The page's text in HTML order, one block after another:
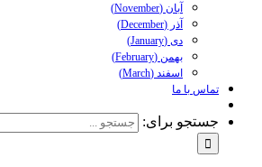
آبان (November)
آذر (December)
دی (January)
بهمن (February)
اسفند (March)
تماس با ما
جستجو برای: